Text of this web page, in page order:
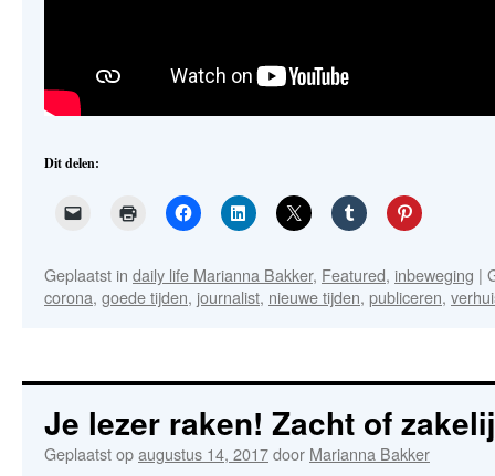
Dit delen:
Geplaatst in daily life Marianna Bakker, Featured, inbeweging |
corona, goede tijden, journalist, nieuwe tijden, publiceren,
Je lezer raken! Zacht of
Geplaatst opaugustus 14, 2017door Marianna Bakker